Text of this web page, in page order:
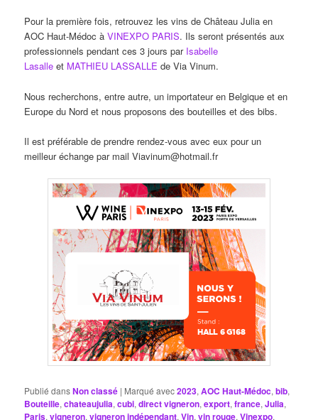
Pour la première fois, retrouvez les vins de Château Julia en
AOC Haut-Médoc àVINEXPO PARIS. Ils seront présentés aux
professionnels pendant ces 3 jours par Isabelle
Lasalle et MATHIEU LASSALLE de Via Vinum.
Nous recherchons, entre autre, un importateur en Belgique et en
Europe du Nord et nous proposons des bouteilles et des bibs.
Il est préférable de prendre rendez-vous avec eux pour un
meilleur échange par mail Viavinum@hotmail.fr
Publié dansNon classé | Marqué avec2023,AOC Haut-Médoc,bib,
Bouteille,chateaujulia,cubi,direct vigneron,export,france,Julia,
Paris,vigneron,vigneron indépendant,Vin,vin rouge,Vinexpo,